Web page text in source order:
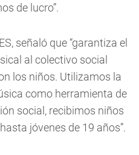
de lucro”.
señaló que “garantiza el
al colectivo social
los niños. Utilizamos la
como herramienta de
social, recibimos niños
jóvenes de 19 años”.